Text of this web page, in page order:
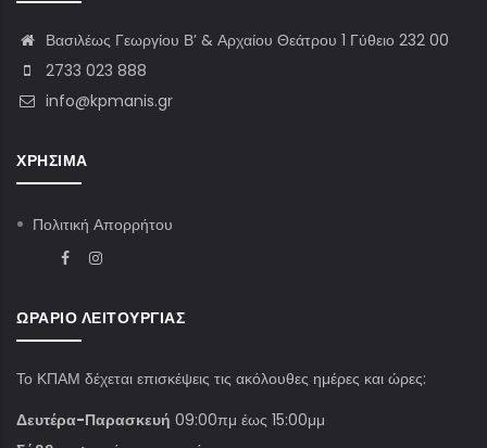
Βασιλέως Γεωργίου Β’ & Αρχαίου Θεάτρου 1 Γύθειο 232 00
2733 023 888
info@kpmanis.gr
ΧΡΉΣΙΜΑ
Πολιτική Απορρήτου
ΩΡΆΡΙΟ ΛΕΙΤΟΥΡΓΊΑΣ
Το ΚΠΑΜ δέχεται επισκέψεις τις ακόλουθες ημέρες και ώρες:
Δευτέρα-Παρασκευή 09:00πμ έως 15:00μμ